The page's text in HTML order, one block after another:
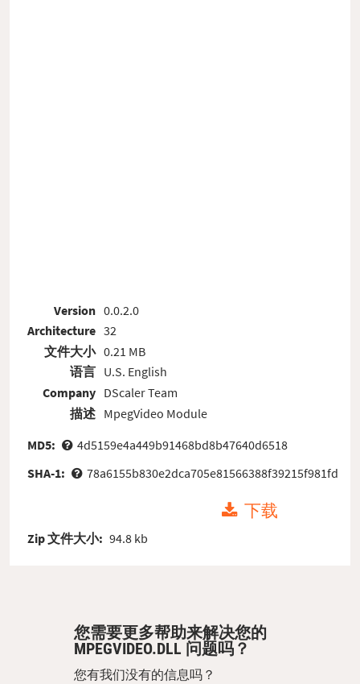
Version
Architecture
文件大小
语言
Company
描述
0.0.2.0
32
0.21 MB
U.S. English
DScaler Team
MpegVideo Module
MD5:
4d5159e4a449b91468bd8b47640d6518
SHA-1:
78a6155b830e2dca705e81566388f39215f981fd
下载
Zip 文件大小: 94.8 kb
您需要更多帮助来解决您的
MPEGVIDEO.DLL 问题吗？
您有我们没有的信息吗？